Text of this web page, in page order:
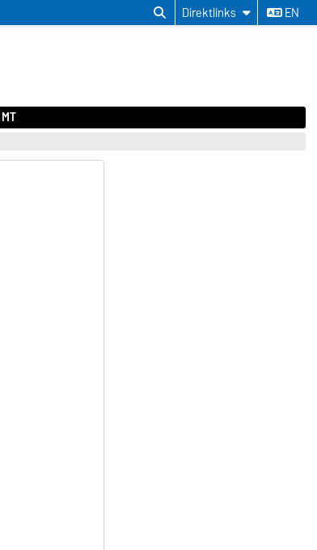
Direktlinks EN